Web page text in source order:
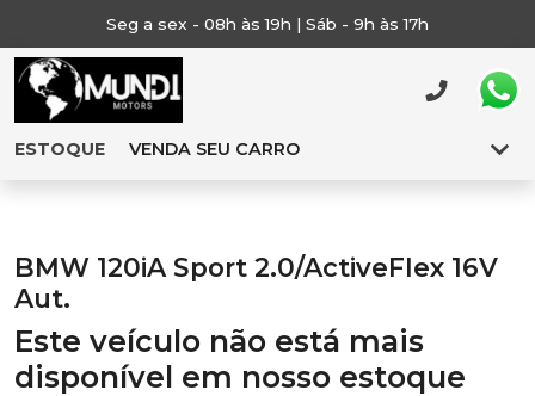
Seg a sex - 08h às 19h | Sáb - 9h às 17h
ESTOQUE VENDA SEU CARRO
BMW 120iA Sport 2.0/ActiveFlex 16V
Aut.
Este veículo não está mais
disponível em nosso estoque